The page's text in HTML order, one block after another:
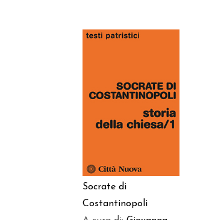
AGGIUNGI AL
CARRELLO
Socrate di
Costantinopoli